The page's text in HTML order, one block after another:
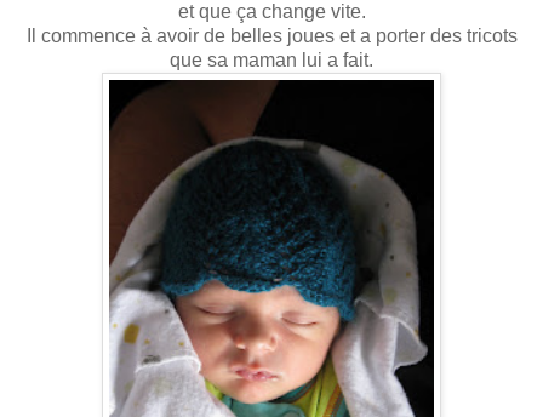
et que ça change vite.
Il commence à avoir de belles joues et a porter des tricots
que sa maman lui a fait.